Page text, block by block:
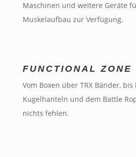
Maschinen und weitere Geräte
Muskelaufbau zur Verfügung.
FUNCTIONAL ZONE
Vom Boxen über TRX Bänder, bis
Kugelhanteln und dem Battle
nichts fehlen.